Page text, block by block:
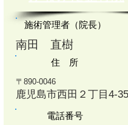
施術管理者（院長）
南田 直樹
住 所
〒890-0046
鹿児島市西田２丁目4-35
電話番号